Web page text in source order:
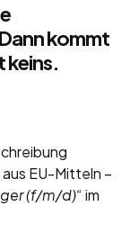
kommt
keins.
EU-Mitteln –
(f/m/d)“im